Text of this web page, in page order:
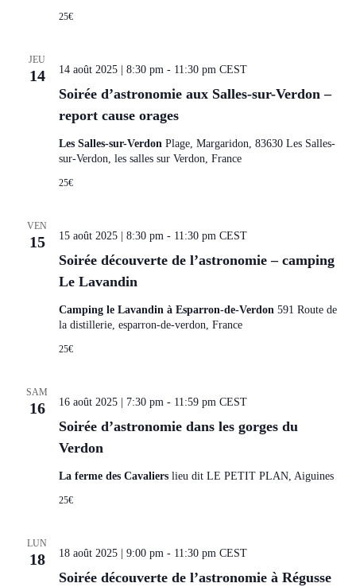
25€
JEU
14
Soirée d’astronomie aux Salles-sur-Verdon –
report cause orages
14 août 2025 | 8:30 pm- 11:30 pm CEST
Les Salles-sur-Verdon Plage, Margaridon, 83630 Les Salles-
sur-Verdon, les salles sur Verdon, France
25€
VEN
15
Soirée découverte de l’astronomie – camping
Le Lavandin
15 août 2025 | 8:30 pm- 11:30 pm CEST
Camping le Lavandin à Esparron-de-Verdon 591 Route de
la distillerie, esparron-de-verdon, France
25€
SAM
16
Soirée d’astronomie dans les gorges du
Verdon
16 août 2025 | 7:30 pm- 11:59 pm CEST
La ferme des Cavaliers lieu dit LE PETIT PLAN, Aiguines
25€
LUN
18
Soirée découverte de l’astronomie à Régusse
18 août 2025 | 9:00 pm- 11:30 pm CEST